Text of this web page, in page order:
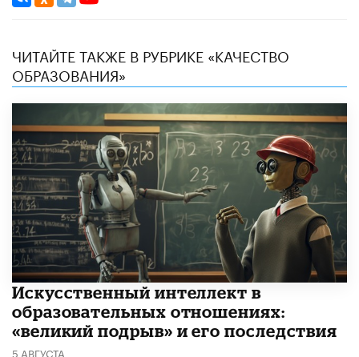
ЧИТАЙТЕ ТАКЖЕ В РУБРИКЕ «КАЧЕСТВО
ОБРАЗОВАНИЯ»
​Искусственный интеллект в
образовательных отношениях:
«великий подрыв» и его последствия
5 АВГУСТА